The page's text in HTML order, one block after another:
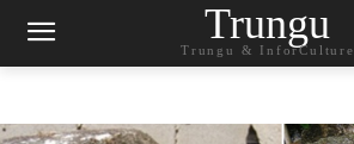
Trungu
Trungu & InforCulture